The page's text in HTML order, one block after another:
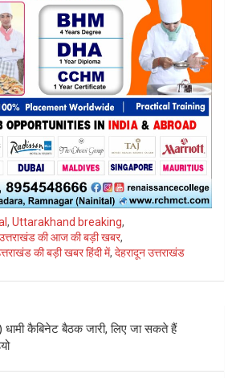
, Uttarakhand breaking,
की आज की बड़ी खबर,
की बड़ी खबर हिंदी में, देहरादून उत्तराखंड
धामी कैबिनेट बैठक जारी, लिए जा सकते हैं